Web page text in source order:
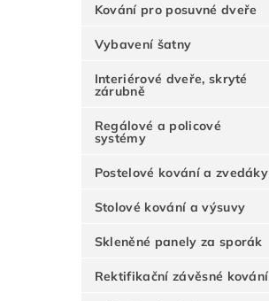
Kování pro posuvné dveře
Vybavení šatny
Interiérové dveře, skryté
zárubně
Regálové a policové
systémy
Postelové kování a zvedáky
Stolové kování a výsuvy
Skleněné panely za sporák
Rektifikační závěsné kování